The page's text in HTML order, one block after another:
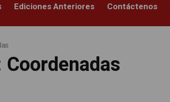
Ediciones Anteriores Contáctenos
Coordenadas